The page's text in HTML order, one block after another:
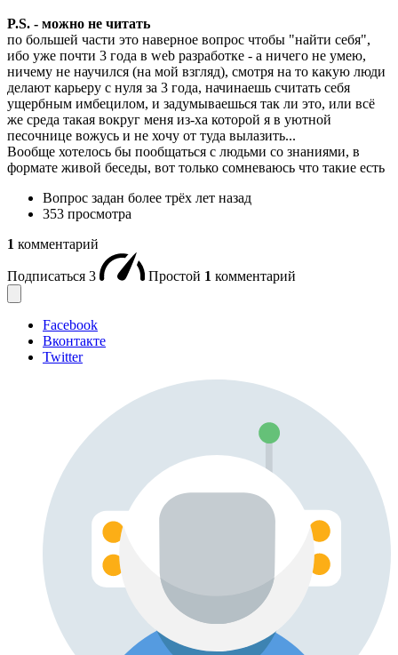
P.S. - можно не читать
по большей части это наверное вопрос чтобы "найти себя",
ибо уже почти 3 года в web разработке - а ничего не умею,
ничему не научился (на мой взгляд), смотря на то какую люди
делают карьеру с нуля за 3 года, начинаешь считать себя
ущербным имбецилом, и задумываешься так ли это, или всё
же среда такая вокруг меня из-ха которой я в уютной
песочнице вожусь и не хочу от туда вылазить...
Вообще хотелось бы пообщаться с людьми со знаниями, в
формате живой беседы, вот только сомневаюсь что такие есть
Вопрос задан более трёх лет назад
353 просмотра
1 комментарий
Подписаться 3 Простой 1 комментарий
Facebook
Вконтакте
Twitter